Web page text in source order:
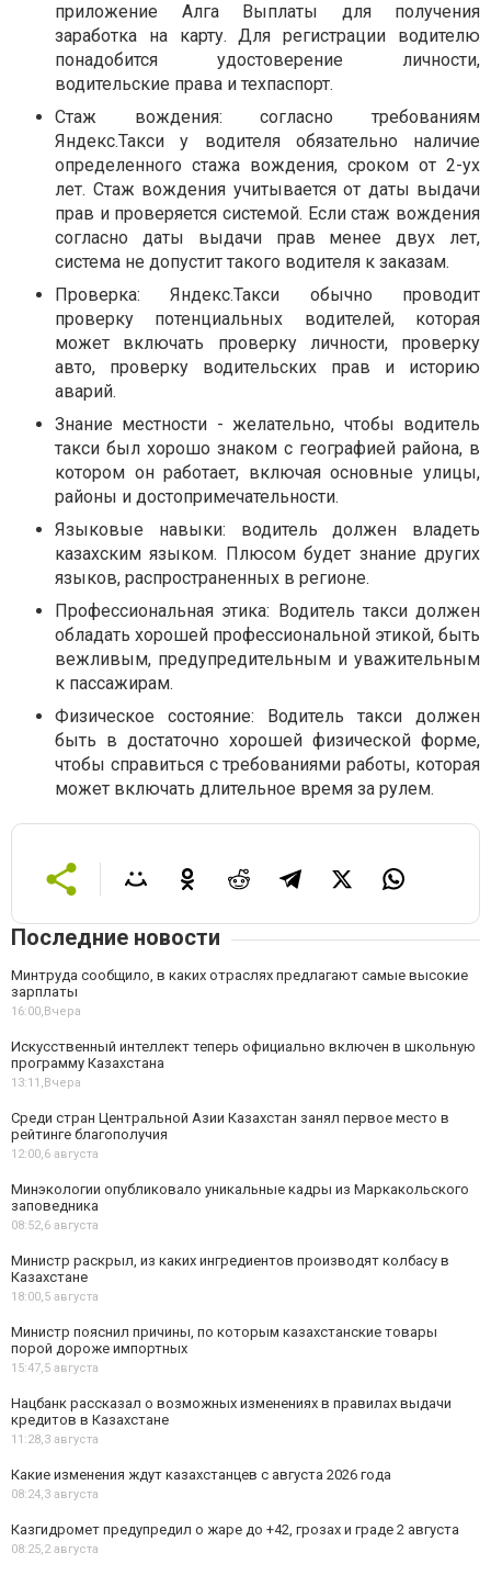
приложение Алга Выплаты для получения
заработка на карту. Для регистрации водителю
понадобится удостоверение личности,
водительские права и техпаспорт.
Стаж вождения: согласно требованиям
Яндекс.Такси у водителя обязательно наличие
определенного стажа вождения, сроком от 2-ух
лет. Стаж вождения учитывается от даты выдачи
прав и проверяется системой. Если стаж вождения
согласно даты выдачи прав менее двух лет,
система не допустит такого водителя к заказам.
Проверка: Яндекс.Такси обычно проводит
проверку потенциальных водителей, которая
может включать проверку личности, проверку
авто, проверку водительских прав и историю
аварий.
Знание местности - желательно, чтобы водитель
такси был хорошо знаком с географией района, в
котором он работает, включая основные улицы,
районы и достопримечательности.
Языковые навыки: водитель должен владеть
казахским языком. Плюсом будет знание других
языков, распространенных в регионе.
Профессиональная этика: Водитель такси должен
обладать хорошей профессиональной этикой, быть
вежливым, предупредительным и уважительным
к пассажирам.
Физическое состояние: Водитель такси должен
быть в достаточно хорошей физической форме,
чтобы справиться с требованиями работы, которая
может включать длительное время за рулем.
Последние новости
Минтруда сообщило, в каких отраслях предлагают самые высокие
зарплаты
16:00, Вчера
Искусственный интеллект теперь официально включен в школьную
программу Казахстана
13:11, Вчера
Среди стран Центральной Азии Казахстан занял первое место в
рейтинге благополучия
12:00,6 августа
Минэкологии опубликовало уникальные кадры из Маркакольского
заповедника
08:52,6 августа
Министр раскрыл, из каких ингредиентов производят колбасу в
Казахстане
18:00,5 августа
Министр пояснил причины, по которым казахстанские товары
порой дороже импортных
15:47,5 августа
Нацбанк рассказал о возможных изменениях в правилах выдачи
кредитов в Казахстане
11:28,3 августа
Какие изменения ждут казахстанцев с августа 2026 года
08:24,3 августа
Казгидромет предупредил о жаре до +42, грозах и граде 2 августа
08:25,2 августа